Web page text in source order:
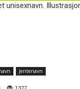
unisexnavn.
Jentenavn